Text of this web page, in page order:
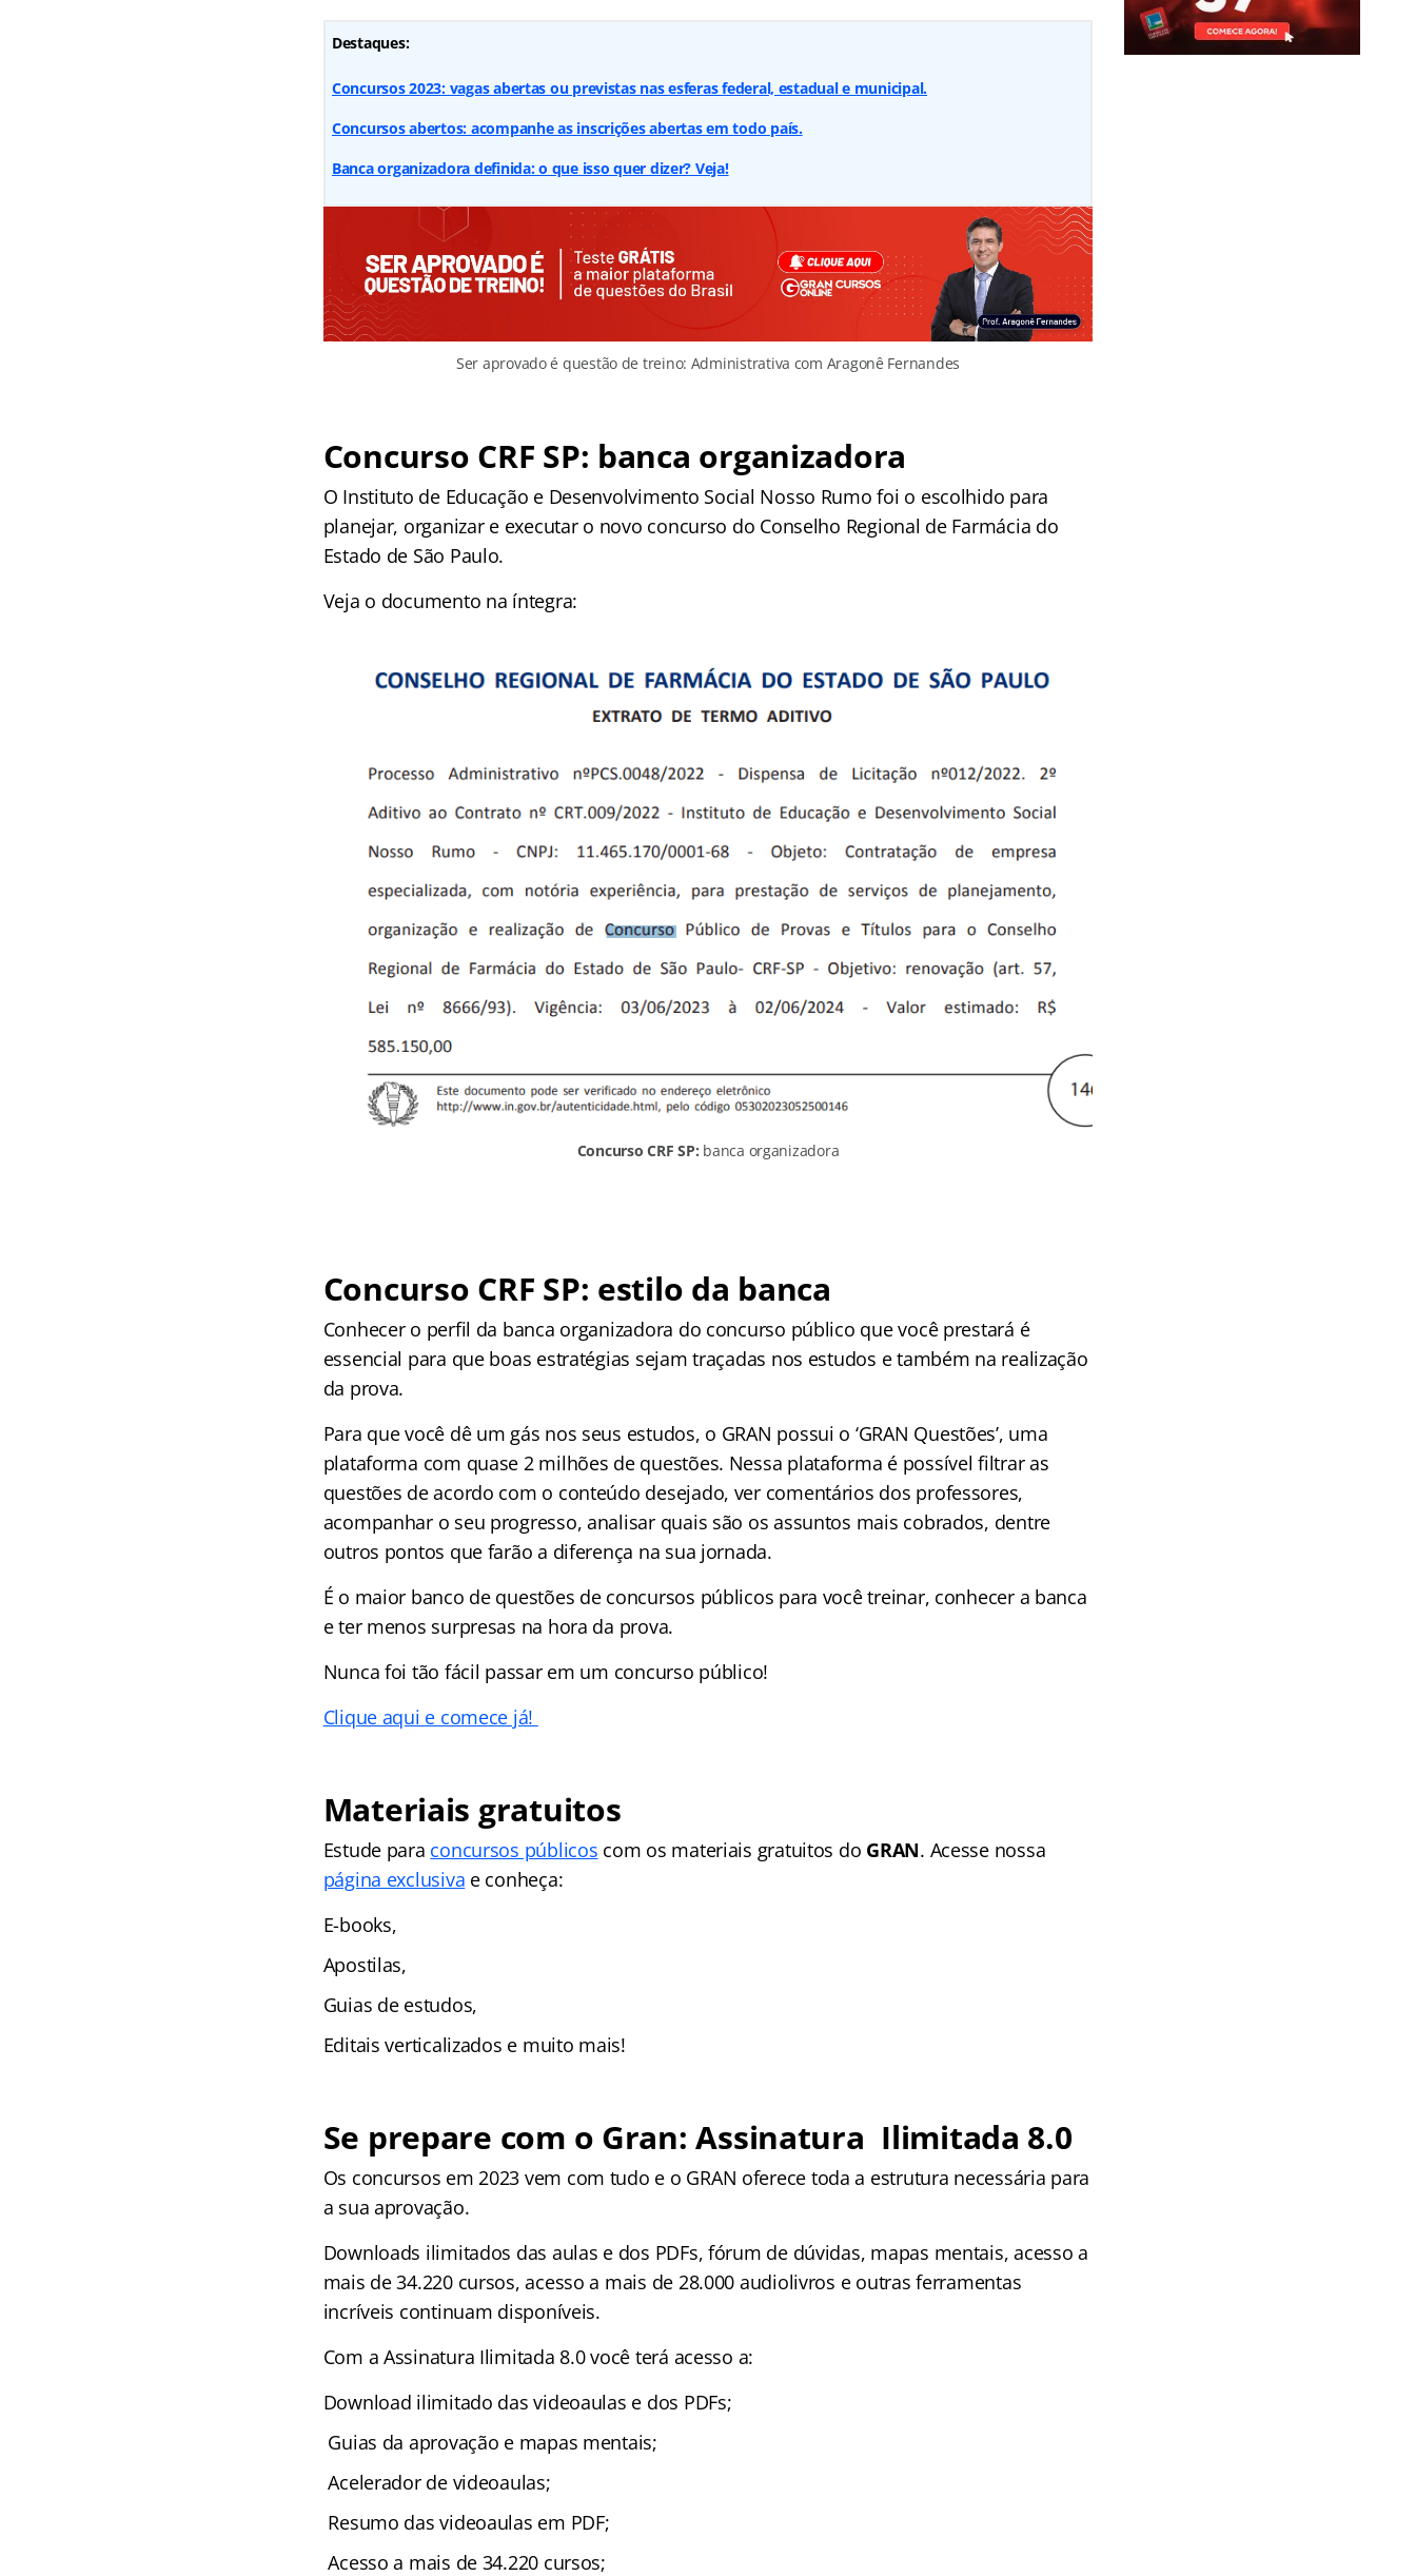
Destaques:
Concursos 2023: vagas abertas ou previstas nas esferas federal, estadual e municipal.
Concursos abertos: acompanhe as inscrições abertas em todo país.
Banca organizadora definida: o que isso quer dizer? Veja!
Ser aprovado é questão de treino: Administrativa com Aragonê Fernandes
Concurso CRF SP: banca organizadora
O Instituto de Educação e Desenvolvimento Social Nosso Rumo foi o escolhido para
planejar, organizar e executar o novo concurso do Conselho Regional de Farmácia do
Estado de São Paulo.
Veja o documento na íntegra:
Concurso CRF SP: banca organizadora
Concurso CRF SP: estilo da banca
Conhecer o perfil da banca organizadora do concurso público que você prestará é
essencial para que boas estratégias sejam traçadas nos estudos e também na realização
da prova.
Para que você dê um gás nos seus estudos, o GRAN possui o ‘GRAN Questões’, uma
plataforma com quase 2 milhões de questões. Nessa plataforma é possível filtrar as
questões de acordo com o conteúdo desejado, ver comentários dos professores,
acompanhar o seu progresso, analisar quais são os assuntos mais cobrados, dentre
outros pontos que farão a diferença na sua jornada.
É o maior banco de questões de concursos públicos para você treinar, conhecer a banca
e ter menos surpresas na hora da prova.
Nunca foi tão fácil passar em um concurso público!
Clique aqui e comece já!
Materiais gratuitos
Estude para concursos públicos com os materiais gratuitos do GRAN. Acesse nossa
página exclusiva e conheça:
E-books,
Apostilas,
Guias de estudos,
Editais verticalizados e muito mais!
Se prepare com o Gran: Assinatura Ilimitada 8.0
Os concursos em 2023 vem com tudo e o GRAN oferece toda a estrutura necessária para
a sua aprovação.
Downloads ilimitados das aulas e dos PDFs, fórum de dúvidas, mapas mentais, acesso a
mais de 34.220 cursos, acesso a mais de 28.000 audiolivros e outras ferramentas
incríveis continuam disponíveis.
Com a Assinatura Ilimitada 8.0 você terá acesso a:
Download ilimitado das videoaulas e dos PDFs;
Guias da aprovação e mapas mentais;
Acelerador de videoaulas;
Resumo das videoaulas em PDF;
Acesso a mais de 34.220 cursos;